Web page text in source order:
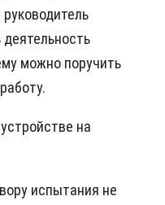
можно поручить
на
испытания не